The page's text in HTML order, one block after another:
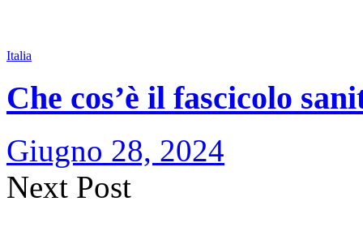
Italia
Che cos’è il fascicolo
Giugno 28, 2024
Next Post